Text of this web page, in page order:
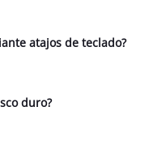
atajos de teclado?
duro?